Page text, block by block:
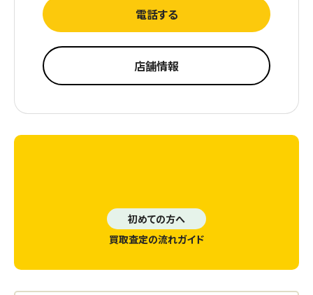
電話する
店舗情報
初めての方へ
買取査定の流れガイド